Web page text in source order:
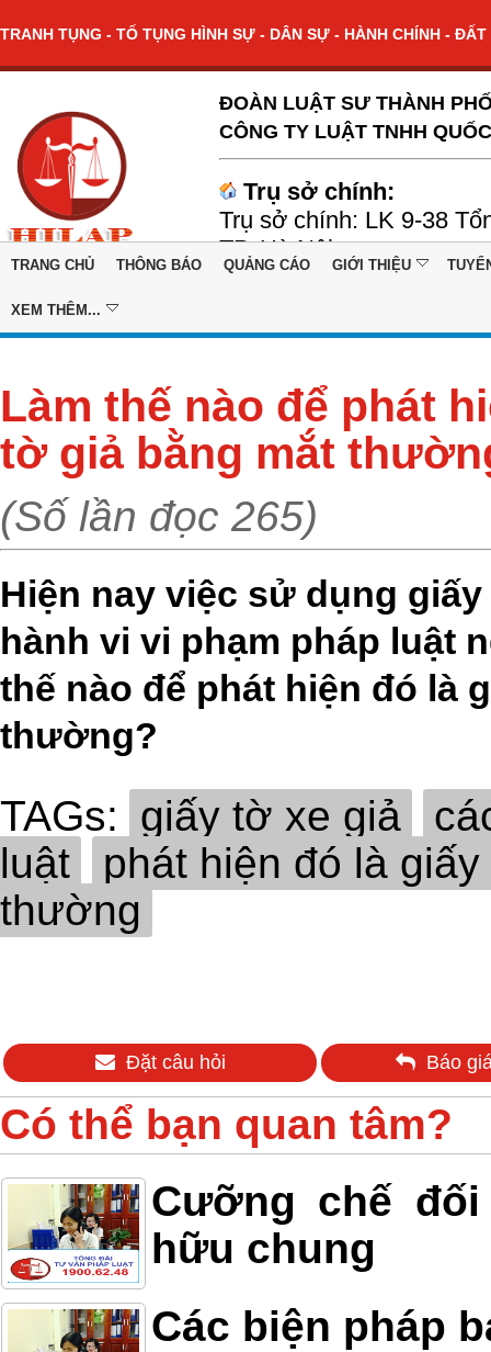
TRANH TỤNG - TỐ TỤNG HÌNH SỰ - DÂN SỰ - HÀNH CHÍNH -
ĐOÀN LUẬT SƯ THÀNH
CÔNG TY LUẬT TNHH
Trụ sở chính:
Trụ sở chính: LK 9-38
TP. Hà Nội
TRANG CHỦ THÔNG BÁO QUẢNG CÁO GIỚI THIỆU
XEM THÊM...
Làm thế nào để phát
tờ giả bằng mắt
(Số lần đọc 265)
Hiện nay việc sử dụng
hành vi vi phạm pháp luật
thế nào để phát hiện đó là
thường?
TAGs: giấy tờ xe giả
luật
phát hiện đó là
thường
Đặt câu hỏi Báo
Có thể bạn quan tâm?
Cưỡng chế
hữu chung
Các biện pháp